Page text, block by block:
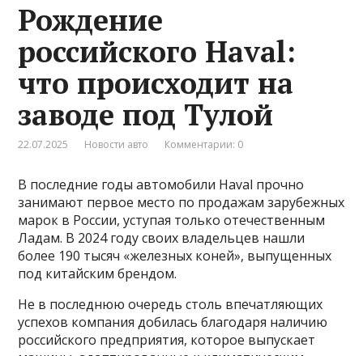
Рождение
российского Haval:
что происходит на
заводе под Тулой
22.07.2025 Новости авто Комментарии: 0
В последние годы автомобили Haval прочно
занимают первое место по продажам зарубежных
марок в России, уступая только отечественным
Ладам. В 2024 году своих владельцев нашли
более 190 тысяч «железных коней», выпущенных
под китайским брендом.
Не в последнюю очередь столь впечатляющих
успехов компания добилась благодаря наличию
российского предприятия, которое выпускает